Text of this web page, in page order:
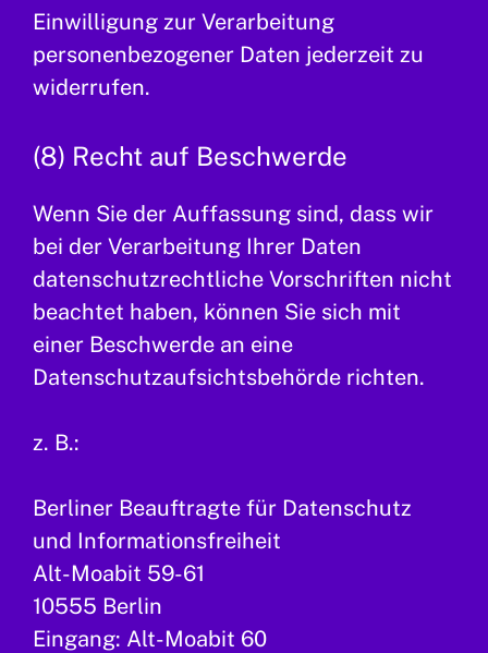
Einwilligung zur Verarbeitung
personenbezogener Daten jederzeit zu
widerrufen.
(8) Recht auf Beschwerde
Wenn Sie der Auffassung sind, dass wir
bei der Verarbeitung Ihrer Daten
datenschutzrechtliche Vorschriften nicht
beachtet haben, können Sie sich mit
einer Beschwerde an eine
Datenschutzaufsichtsbehörde richten.
z. B.:
Berliner Beauftragte für Datenschutz
und Informationsfreiheit
Alt-Moabit 59-61
10555 Berlin
Eingang: Alt-Moabit 60